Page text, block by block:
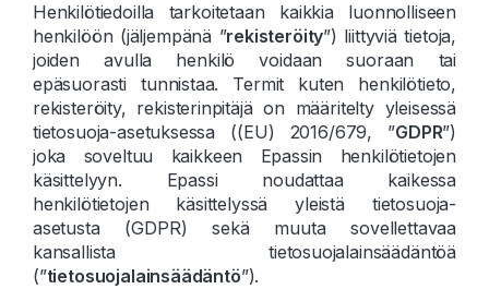
Henkilötiedoilla tarkoitetaan kaikkia luonnolliseen
henkilöön (jäljempänä ”rekisteröity”) liittyviä tietoja,
joiden avulla henkilö voidaan suoraan tai
epäsuorasti tunnistaa. Termit kuten henkilötieto,
rekisteröity, rekisterinpitäjä on määritelty yleisessä
tietosuoja-asetuksessa ((EU) 2016/679, ”GDPR”)
joka soveltuu kaikkeen Epassin henkilötietojen
käsittelyyn. Epassi noudattaa kaikessa
henkilötietojen käsittelyssä yleistä tietosuoja-
asetusta (GDPR) sekä muuta sovellettavaa
kansallista tietosuojalainsäädäntöä
(”tietosuojalainsäädäntö”).